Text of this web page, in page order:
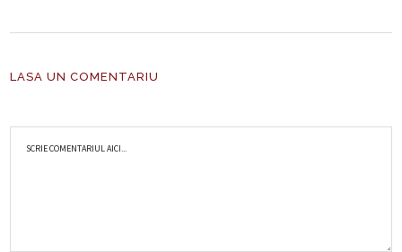
LASA UN COMENTARIU